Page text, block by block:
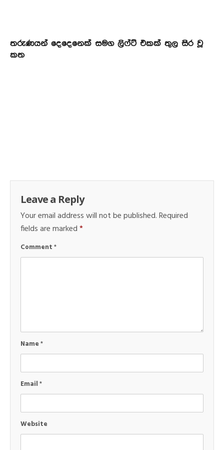
තරුණයන් දෙදෙනෙක් සමග ලිෆ්ට් එකක් තුල සිර වූ
කත
Leave a Reply
Your email address will not be published.Required
fields are marked*
Comment*
Name*
Email*
Website